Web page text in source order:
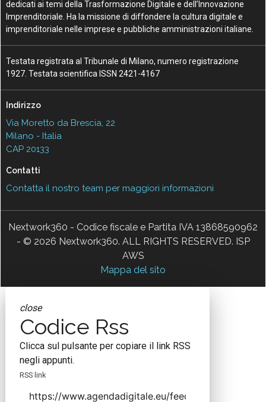
dedicati ai temi della Trasformazione Digitale e dell’Innovazione
Imprenditoriale. Ha la missione di diffondere la cultura digitale e
imprenditoriale nelle imprese e pubbliche amministrazioni italiane.
Testata registrata al Tribunale di Milano, numero registrazione
1927. Testata scientifica ISSN 2421-4167
Indirizzo
Via Moretto da Brescia, 22
Milano - Italia
CAP 20133
Contatti
Contatta il nostro team per maggiori informazioni
Nextwork360 - Codice fiscale e Partita IVA 13868590962
- © 2026 Nextwork360. ALL RIGHTS RESERVED. ISP
AWS
Mappa del sito
close
Codice Rss
Clicca sul pulsante per copiare il link RSS
negli appunti.
RSS link